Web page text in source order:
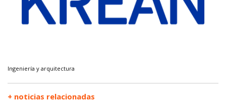
Ingeniería y arquitectura
+ noticias relacionadas